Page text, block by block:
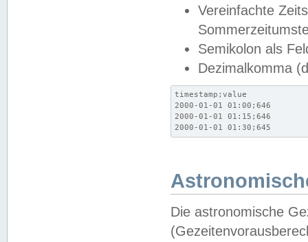
Vereinfachte
Semikolon als
Dezimalkomma
timestamp;value
2000-01-01 01:00;646
2000-01-01 01:15;646
2000-01-01 01:30;645
Die astronomische